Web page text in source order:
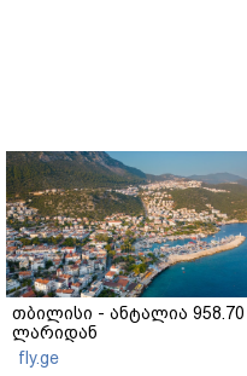
თბილისი - ანტალია 958.70
ლარიდან
fly.ge